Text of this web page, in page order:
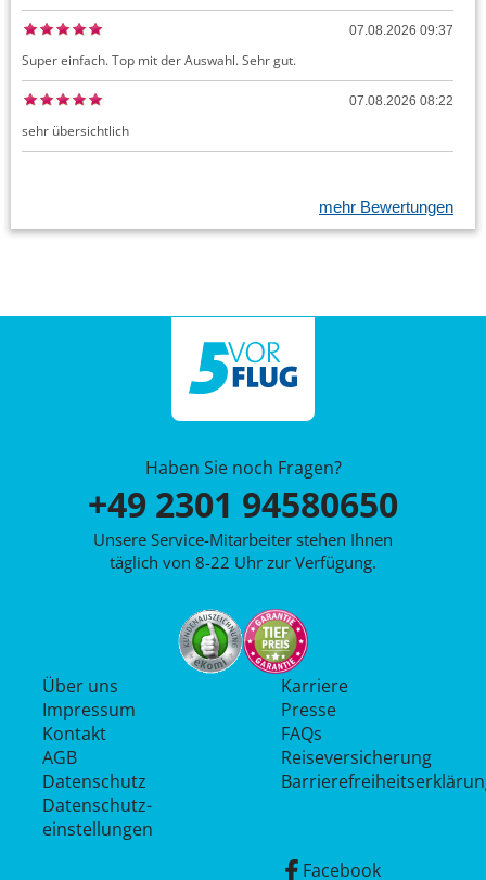
07.08.2026 09:37
Super einfach. Top mit der Auswahl. Sehr gut.
07.08.2026 08:22
sehr übersichtlich
mehr Bewertungen
Haben Sie noch Fragen?
+49 2301 94580650
Unsere Service-Mitarbeiter stehen Ihnen
täglich von 8-22 Uhr zur Verfügung.
Über uns
Impressum
Kontakt
AGB
Datenschutz
Datenschutz­
einstellungen
Karriere
Presse
FAQs
Reiseversicherung
Facebook